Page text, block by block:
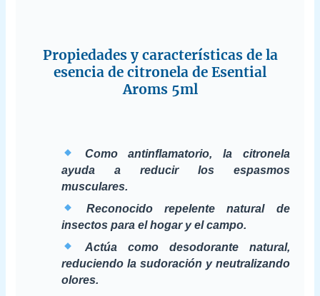
Propiedades y características de la
esencia de citronela de Esential
Aroms 5ml
Como antinflamatorio, la citronela
ayuda a reducir los espasmos
musculares.
Reconocido repelente natural de
insectos para el hogar y el campo.
Actúa como desodorante natural,
reduciendo la sudoración y neutralizando
olores.